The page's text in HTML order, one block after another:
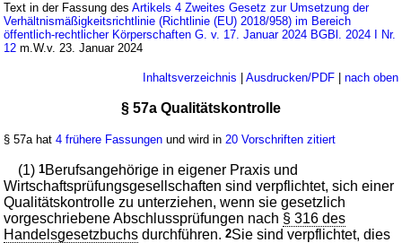
Text in der Fassung desArtikels 4 Zweites Gesetz zur Umsetzung der
Verhältnismäßigkeitsrichtlinie (Richtlinie (EU) 2018/958) im Bereich
öffentlich-rechtlicher Körperschaften G. v. 17. Januar 2024 BGBl. 2024 I Nr.
12 m.W.v. 23. Januar 2024
Inhaltsverzeichnis Ausdrucken/PDF| nach oben
§ 57a Qualitätskontrolle
§ 57a hat4 frühere Fassungen und wird in20 Vorschriften zitiert
(1)1Berufsangehörige in eigener Praxis und
Wirtschaftsprüfungsgesellschaften sind verpflichtet, sich einer
Qualitätskontrolle zu unterziehen, wenn sie gesetzlich
vorgeschriebene Abschlussprüfungen nach § 316 des
Handelsgesetzbuchs durchführen.2Sie sind verpflichtet, dies